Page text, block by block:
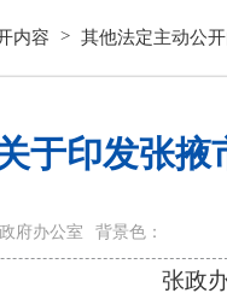
内容 > 其他法定主动公
于印发张
府办公室 背景色：
张政